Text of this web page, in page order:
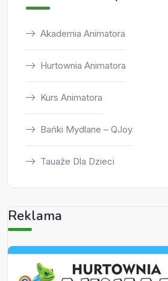
Akademia Animatora
Hurtownia Animatora
Kurs Animatora
Bańki Mydlane – QJoy
Tauaże Dla Dzieci
Reklama